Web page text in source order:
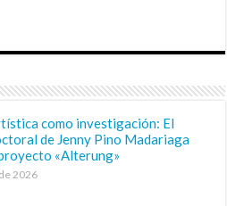
como investigación: El
de Jenny Pino Madariaga
«Alterung»
2026